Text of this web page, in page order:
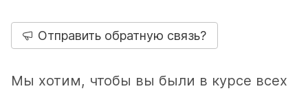
Отправить обратную связь?
Мы хотим, чтобы вы были в курсе всех